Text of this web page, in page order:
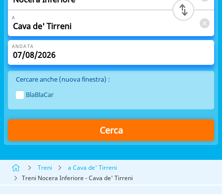
A
ANDATA
Cercare anche (nuova finestra) :
BlaBlaCar
Cerca
Treni
a Cava de' Tirreni
Treni Nocera Inferiore - Cava de' Tirreni